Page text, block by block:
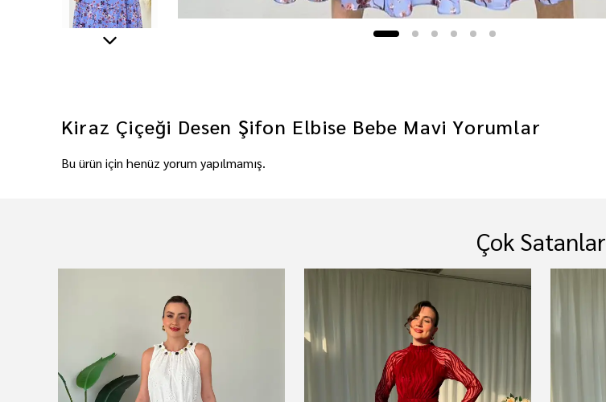
Kiraz Çiçeği Desen Şifon Elbise Bebe Mavi Yorumlar
Bu ürün için henüz yorum yapılmamış.
Çok Satanlar